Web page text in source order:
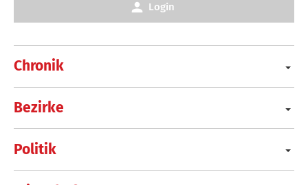
Chronik
Bezirke
Politik
Login